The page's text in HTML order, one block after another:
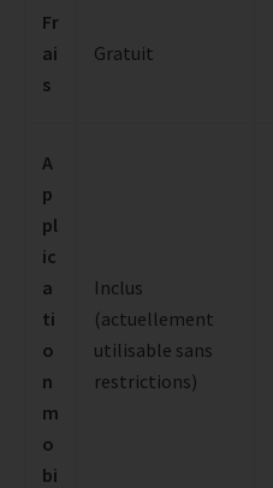
Fr
ai
s
Gratuit
A
p
pl
ic
a
ti
o
n
m
o
bi
Inclus
(actuellement
utilisable sans
restrictions)